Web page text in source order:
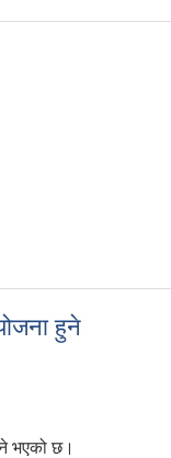
हुने
भएको छ।